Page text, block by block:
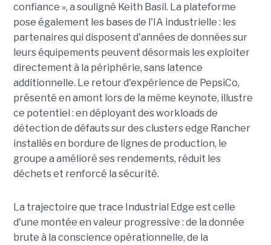
confiance », a souligné Keith Basil. La plateforme
pose également les bases de l'IA industrielle : les
partenaires qui disposent d'années de données sur
leurs équipements peuvent désormais les exploiter
directement à la périphérie, sans latence
additionnelle. Le retour d'expérience de PepsiCo,
présenté en amont lors de la même keynote, illustre
ce potentiel : en déployant des workloads de
détection de défauts sur des clusters edge Rancher
installés en bordure de lignes de production, le
groupe a amélioré ses rendements, réduit les
déchets et renforcé la sécurité.
La trajectoire que trace Industrial Edge est celle
d'une montée en valeur progressive : de la donnée
brute à la conscience opérationnelle, de la